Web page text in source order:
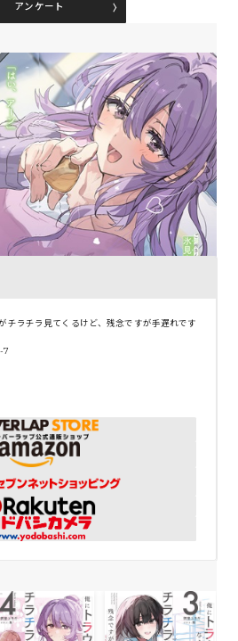
閉じる
アンケート
チラチラ見てくるけど、残念ですが手遅れです
7